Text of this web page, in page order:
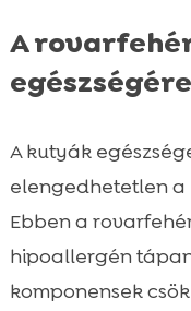
A
egészségére
A kutyák
elengedhetetlen
Ebben a
hipoallergén
komponensek